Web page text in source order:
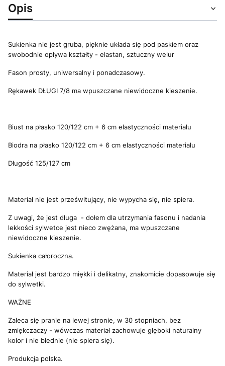
Opis
Sukienka nie jest gruba, pięknie układa się pod paskiem oraz
swobodnie opływa kształty - elastan, sztuczny welur
Fason prosty, uniwersalny i ponadczasowy.
Rękawek DŁUGI 7/8 ma wpuszczane niewidoczne kieszenie.
Biust na płasko 120/122 cm + 6 cm elastyczności materiału
Biodra na płasko 120/122 cm + 6 cm elastyczności materiału
Długość 125/127 cm
Materiał nie jest prześwitujący, nie wypycha się, nie spiera.
Z uwagi, że jest długa - dołem dla utrzymania fasonu i nadania
lekkości sylwetce jest nieco zwężana, ma wpuszczane
niewidoczne kieszenie.
Sukienka całoroczna.
Materiał jest bardzo miękki i delikatny, znakomicie dopasowuje się
do sylwetki.
WAŻNE
Zaleca się pranie na lewej stronie, w 30 stopniach, bez
zmiękczaczy - wówczas materiał zachowuje głęboki naturalny
kolor i nie blednie (nie spiera się).
Produkcja polska.